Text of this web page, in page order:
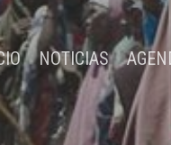
NOTICIAS